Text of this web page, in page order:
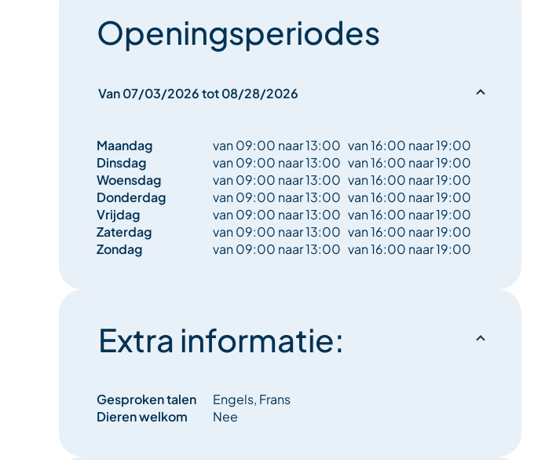
met onze beste producten... Wilt u het personaliseren? Stel het samen
volgens uw wensen...
Openingsperiodes
Van 07/03/2026 tot 08/28/2026
Maandag van 09:00 naar 13:00 van 16:00 naar 19:00
Dinsdag
van 09:00 naar 13:00 van 16:00 naar 19:00
Woensdag
van 09:00 naar 13:00 van 16:00 naar 19:00
Donderdag
van 09:00 naar 13:00 van 16:00 naar 19:00
Vrijdag
van 09:00 naar 13:00 van 16:00 naar 19:00
Zaterdag
van 09:00 naar 13:00 van 16:00 naar 19:00
Zondag
van 09:00 naar 13:00 van 16:00 naar 19:00
Extra informatie:
Gesproken talen
Engels, Frans
Dieren welkom
Nee